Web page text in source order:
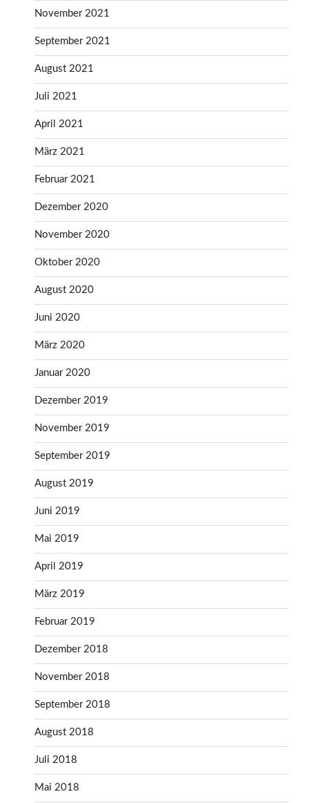
November 2021
September 2021
August 2021
Juli 2021
April 2021
März 2021
Februar 2021
Dezember 2020
November 2020
Oktober 2020
August 2020
Juni 2020
März 2020
Januar 2020
Dezember 2019
November 2019
September 2019
August 2019
Juni 2019
Mai 2019
April 2019
März 2019
Februar 2019
Dezember 2018
November 2018
September 2018
August 2018
Juli 2018
Mai 2018